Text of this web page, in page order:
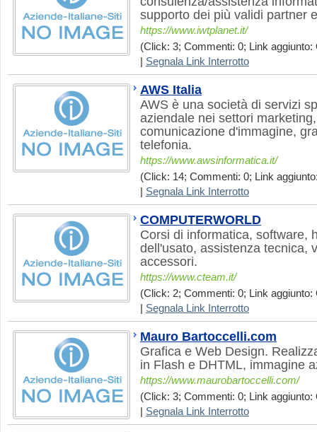
supporto dei più validi partner
https://www.iwtplanet.it/
(Click: 3; Commenti: 0; Link aggiunto:
Segnala Link Interrotto
AWS Italia
AWS è una società di servizi
aziendale nei settori
comunicazione d'immagine,
telefonia.
https://www.awsinformatica.it/
(Click: 14; Commenti: 0; Link
Segnala Link Interrotto
COMPUTERWORLD
Corsi di informatica, software,
dell'usato, assistenza tecnica,
accessori.
https://www.cteam.it/
(Click: 2; Commenti: 0; Link aggiunto:
Segnala Link Interrotto
Mauro Bartoccelli.com
Grafica e Web Design.
in Flash e DHTML, immagine
https://www.maurobartoccelli.com/
(Click: 3; Commenti: 0; Link aggiunto:
Segnala Link Interrotto